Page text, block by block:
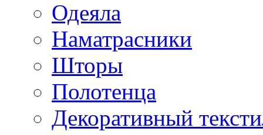
Одеяла
Наматрасники
Шторы
Полотенца
Декоративный